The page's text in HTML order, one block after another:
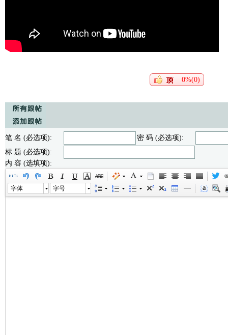
0%(0)
笔 名 (必选项):
密 码 (必选项):
标 题 (必选项):
内 容 (选填项):
字体 字号